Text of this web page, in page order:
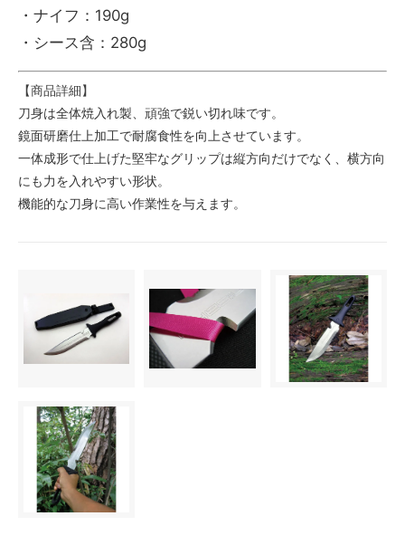
・ナイフ：190g
・シース含：280g
【商品詳細】
刀身は全体焼入れ製、頑強で鋭い切れ味です。
鏡面研磨仕上加工で耐腐食性を向上させています。
一体成形で仕上げた堅牢なグリップは縦方向だけでなく、横方向
にも力を入れやすい形状。
機能的な刀身に高い作業性を与えます。